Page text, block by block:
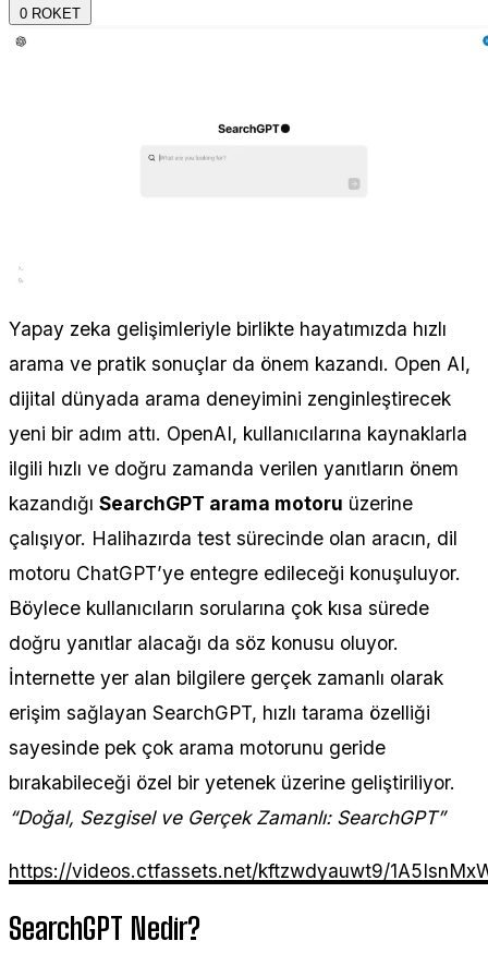
0 ROKET
Yapay zeka gelişimleriyle birlikte hayatımızda hızlı
arama ve pratik sonuçlar da önem kazandı. Open AI,
dijital dünyada arama deneyimini zenginleştirecek
yeni bir adım attı. OpenAI, kullanıcılarına kaynaklarla
ilgili hızlı ve doğru zamanda verilen yanıtların önem
kazandığı SearchGPT arama motoru üzerine
çalışıyor. Halihazırda test sürecinde olan aracın, dil
motoru ChatGPT’ye entegre edileceği konuşuluyor.
Böylece kullanıcıların sorularına çok kısa sürede
doğru yanıtlar alacağı da söz konusu oluyor.
İnternette yer alan bilgilere gerçek zamanlı olarak
erişim sağlayan SearchGPT, hızlı tarama özelliği
sayesinde pek çok arama motorunu geride
bırakabileceği özel bir yetenek üzerine geliştiriliyor.
“Doğal, Sezgisel ve Gerçek Zamanlı: SearchGPT”
https://videos.ctfassets.net/kftzwdyauwt9/
SearchGPT Nedir?